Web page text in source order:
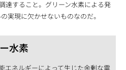
達すること。グリーン水素による発
実現に欠かせないものなのだ。
水素
エネルギーによって生じた余剰な電